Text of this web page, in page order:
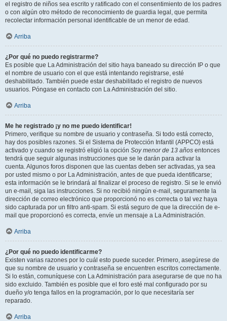
el registro de niños sea escrito y ratificado con el consentimiento de los padres
o con algún otro método de reconocimiento de guardia legal, que permita
recolectar información personal identificable de un menor de edad.
Arriba
¿Por qué no puedo registrarme?
Es posible que La Administración del sitio haya baneado su dirección IP o que
el nombre de usuario con el que está intentando registrarse, esté
deshabilitado. También puede estar deshabilitado el registro de nuevos
usuarios. Póngase en contacto con La Administración del sitio.
Arriba
Me he registrado ¡y no me puedo identificar!
Primero, verifique su nombre de usuario y contraseña. Si todo está correcto,
hay dos posibles razones. Si el Sistema de Protección Infantil (APPCO) está
activado y cuando se registró eligió la opción Soy menor de 13 años entonces
tendrá que seguir algunas instrucciones que se le darán para activar la
cuenta. Algunos foros disponen que las cuentas deben ser activadas, ya sea
por usted mismo o por La Administración, antes de que pueda identificarse;
esta información se le brindará al finalizar el proceso de registro. Si se le envió
un e-mail, siga las instrucciones. Si no recibió ningún e-mail, seguramente la
dirección de correo electrónico que proporcionó no es correcta o tal vez haya
sido capturada por un filtro anti-spam. Si está seguro de que la dirección de e-
mail que proporcionó es correcta, envíe un mensaje a La Administración.
Arriba
¿Por qué no puedo identificarme?
Existen varias razones por lo cuál esto puede suceder. Primero, asegúrese de
que su nombre de usuario y contraseña se encuentren escritos correctamente.
Si lo están, comuníquese con La Administración para asegurarse de que no ha
sido excluido. También es posible que el foro esté mal configurado por su
dueño y/o tenga fallos en la programación, por lo que necesitaría ser
reparado.
Arriba